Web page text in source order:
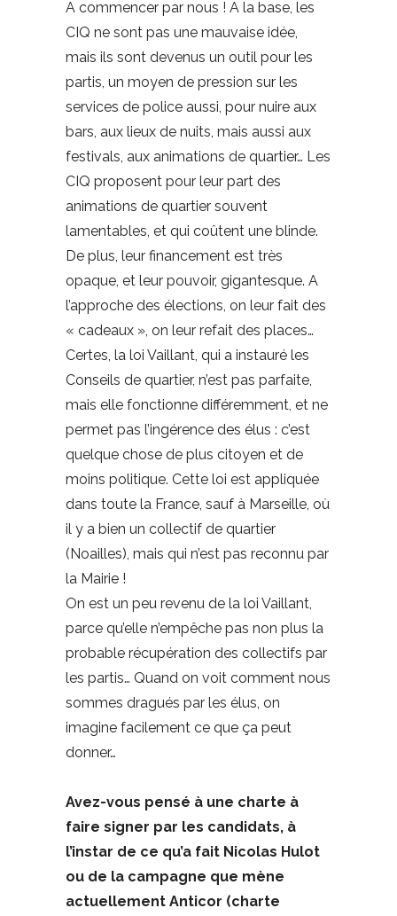
A commencer par nous ! A la base, les
CIQ ne sont pas une mauvaise idée,
mais ils sont devenus un outil pour les
partis, un moyen de pression sur les
services de police aussi, pour nuire aux
bars, aux lieux de nuits, mais aussi aux
festivals, aux animations de quartier… Les
CIQ proposent pour leur part des
animations de quartier souvent
lamentables, et qui coûtent une blinde.
De plus, leur financement est très
opaque, et leur pouvoir, gigantesque. A
l’approche des élections, on leur fait des
« cadeaux », on leur refait des places…
Certes, la loi Vaillant, qui a instauré les
Conseils de quartier, n’est pas parfaite,
mais elle fonctionne différemment, et ne
permet pas l’ingérence des élus : c’est
quelque chose de plus citoyen et de
moins politique. Cette loi est appliquée
dans toute la France, sauf à Marseille, où
il y a bien un collectif de quartier
(Noailles), mais qui n’est pas reconnu par
la Mairie !
On est un peu revenu de la loi Vaillant,
parce qu’elle n’empêche pas non plus la
probable récupération des collectifs par
les partis… Quand on voit comment nous
sommes dragués par les élus, on
imagine facilement ce que ça peut
donner…
Avez-vous pensé à une charte à
faire signer par les candidats, à
l’instar de ce qu’a fait Nicolas Hulot
ou de la campagne que mène
actuellement Anticor (charte